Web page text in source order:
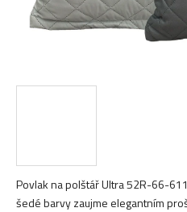
Povlak na polštář Ultra 52R-66-
šedé barvy zaujme elegantním